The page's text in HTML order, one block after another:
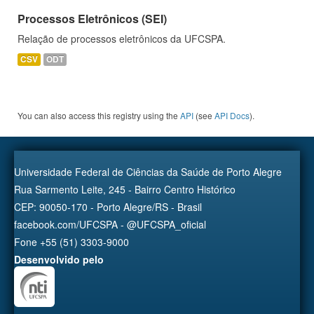
Processos Eletrônicos (SEI)
Relação de processos eletrônicos da UFCSPA.
CSV ODT
You can also access this registry using the API (see API Docs).
Universidade Federal de Ciências da Saúde de Porto Alegre
Rua Sarmento Leite, 245 - Bairro Centro Histórico
CEP: 90050-170 - Porto Alegre/RS - Brasil
facebook.com/UFCSPA - @UFCSPA_oficial
Fone +55 (51) 3303-9000
Desenvolvido pelo